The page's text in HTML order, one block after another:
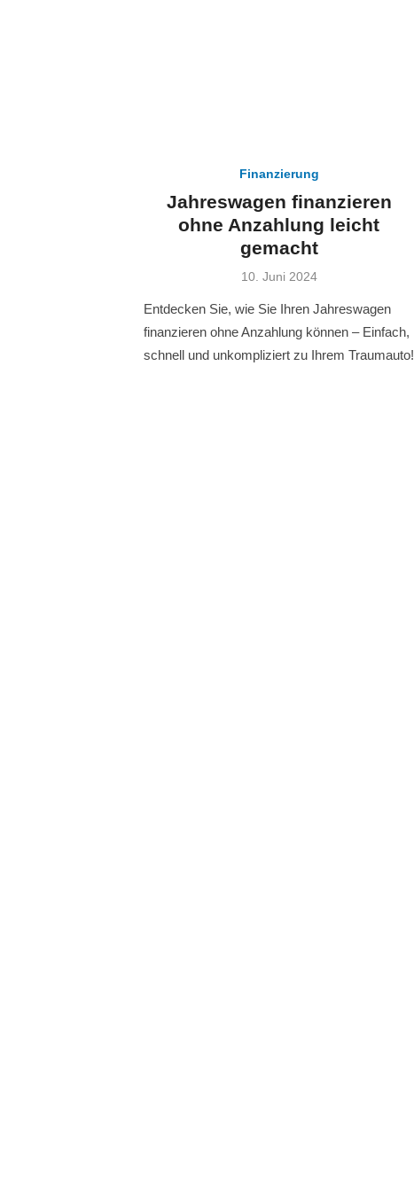
Finanzierung
Jahreswagen finanzieren
ohne Anzahlung leicht
gemacht
Veröffentlicht
10. Juni 2024
Entdecken Sie, wie Sie Ihren Jahreswagen
finanzieren ohne Anzahlung können – Einfach,
schnell und unkompliziert zu Ihrem Traumauto!